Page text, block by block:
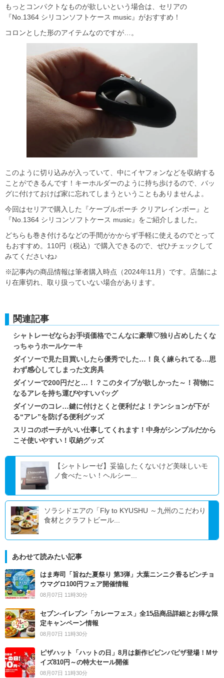
もっとコンパクトなものが欲しいという場合は、セリアの
『No.1364 シリコンソフトケース music』がおすすめ！
コロンとした形のアイテムなのですが…。
このように切り込みが入っていて、中にイヤフォンなどを収納する
ことができるんです！キーホルダーのように持ち歩けるので、バッ
グに付けておけば家に忘れてしまうということもありませんよ。
今回はセリアで購入した『ケーブルポーチ クリアレインボー』と
『No.1364 シリコンソフトケース music』をご紹介しました。
どちらも巻き付けるなどの手間がかからず手軽に使えるのでとって
もおすすめ。110円（税込）で購入できるので、ぜひチェックして
みてくださいね♪
※記事内の商品情報は筆者購入時点（2024年11月）です。店舗によ
り在庫切れ、取り扱っていない場合があります。
関連記事
シャトレーゼならお手頃価格でこんなに豪華♡独り占めしたくな
っちゃうホールケーキ
ダイソーで見た目買いしたら優秀でした…！良く練られてる…思
わず感心してしまった文房具
ダイソーで200円だと…！？このタイプが欲しかった～！荷物に
なるアレを持ち運びやすいバッグ
ダイソーのコレ…鍵に付けとくと便利だよ！テンションが下が
る“アレ”を防げる便利グッズ
スリコのポーチがいい仕事してくれます！中身がシンプルだから
こそ使いやすい！収納グッズ
【シャトレーゼ】妥協したくないけど美味しいモ
ノ食べた～い！ヘルシー...
ソラシドエアの「Fly to KYUSHU ～九州のこだわり
食材とクラフトビール...
あわせて読みたい記事
はま寿司「旨ねた夏祭り 第3弾」大葉ニンニク香るビンチョ
ウマグロ100円フェア開催情報
08月07日 11時30分
セブン‐イレブン「カレーフェス」全15品商品詳細とお得な限
定キャンペーン情報
08月07日 11時30分
ピザハット「ハットの日」8月は新作ビビンバピザ登場！Mサ
イズ810円～の特大セール開催
08月07日 11時30分